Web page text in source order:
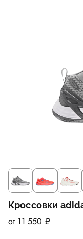
Кроссовки
от 11 550 ₽